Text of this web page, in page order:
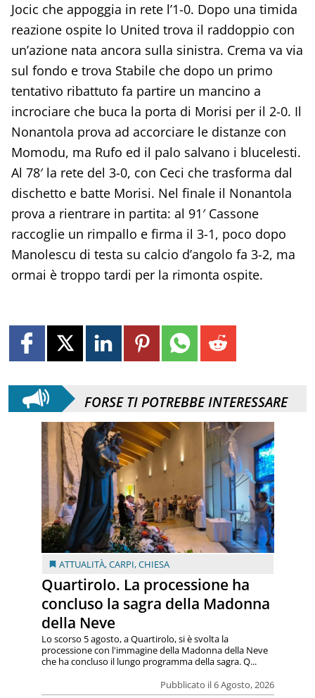
Jocic che appoggia in rete l’1-0. Dopo una timida
reazione ospite lo United trova il raddoppio con
un’azione nata ancora sulla sinistra. Crema va via
sul fondo e trova Stabile che dopo un primo
tentativo ribattuto fa partire un mancino a
incrociare che buca la porta di Morisi per il 2-0. Il
Nonantola prova ad accorciare le distanze con
Momodu, ma Rufo ed il palo salvano i blucelesti.
Al 78′ la rete del 3-0, con Ceci che trasforma dal
dischetto e batte Morisi. Nel finale il Nonantola
prova a rientrare in partita: al 91′ Cassone
raccoglie un rimpallo e firma il 3-1, poco dopo
Manolescu di testa su calcio d’angolo fa 3-2, ma
ormai è troppo tardi per la rimonta ospite.
FORSE TI POTREBBE INTERESSARE
ATTUALITÀ,CARPI,CHIESA
Quartirolo. La processione ha
concluso la sagra della Madonna
della Neve
Pubblicato il 6 Agosto, 2026
Lo scorso 5 agosto, a Quartirolo, si è svolta la
processione con l'immagine della Madonna della Neve
che ha concluso il lungo programma della sagra. Q...